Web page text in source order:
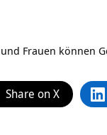
Frauen können
Share on X